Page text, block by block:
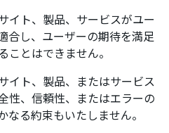
イト、製品、サービスがユー
合し、ユーザーの期待を満足
ことはできません。
イト、製品、またはサービス
性、信頼性、またはエラーの
なる約束もいたしません。